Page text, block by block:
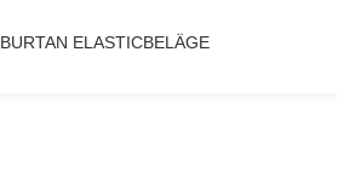
BURTAN ELASTICBELÄGE